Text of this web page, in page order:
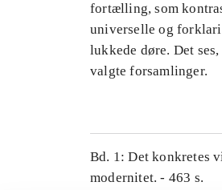
fortælling, som
universelle og
lukkede døre. Det
valgte forsamlinger.
Bd. 1: Det konkretes
modernitet. - 463 s.